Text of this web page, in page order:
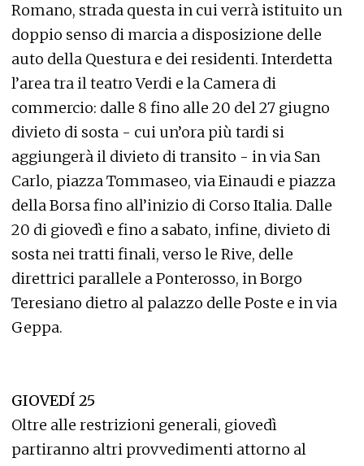
Romano, strada questa in cui verrà istituito un
doppio senso di marcia a disposizione delle
auto della Questura e dei residenti. Interdetta
l’area tra il teatro Verdi e la Camera di
commercio: dalle 8 fino alle 20 del 27 giugno
divieto di sosta - cui un’ora più tardi si
aggiungerà il divieto di transito - in via San
Carlo, piazza Tommaseo, via Einaudi e piazza
della Borsa fino all’inizio di Corso Italia. Dalle
20 di giovedì e fino a sabato, infine, divieto di
sosta nei tratti finali, verso le Rive, delle
direttrici parallele a Ponterosso, in Borgo
Teresiano dietro al palazzo delle Poste e in via
Geppa.
GIOVEDÍ 25
Oltre alle restrizioni generali, giovedì
partiranno altri provvedimenti attorno al